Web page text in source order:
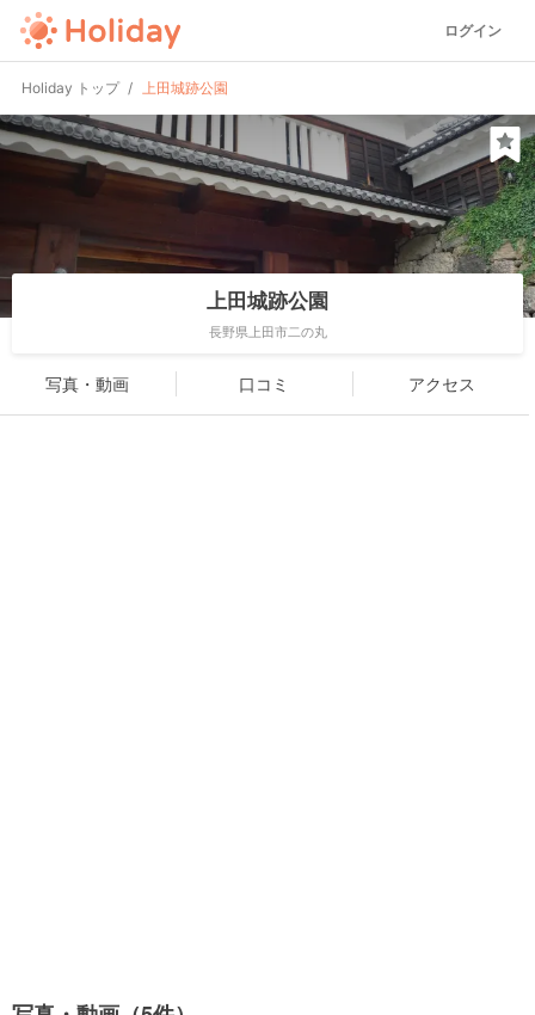
ログイン
Holiday トップ 上田城跡公園
上田城跡公園
長野県上田市二の丸
写真・動画 口コミ アクセス